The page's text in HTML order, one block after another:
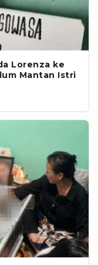
Lorenza ke
Mantan Istri